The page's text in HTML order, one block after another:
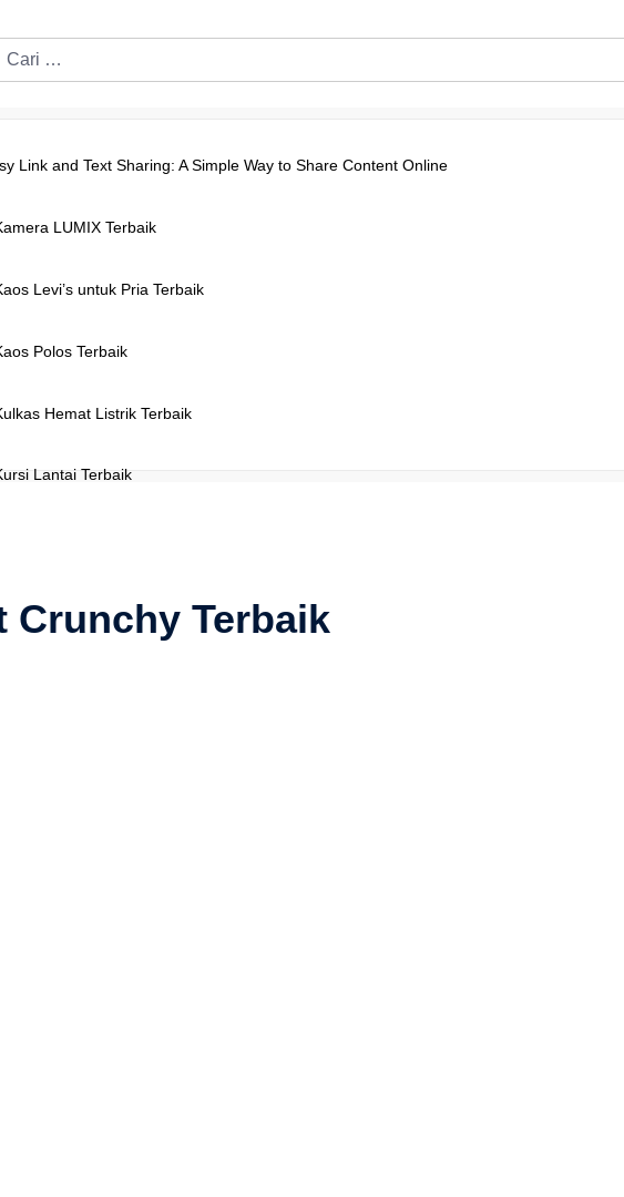
Link and Text Sharing: A Simple Way to Share Content Online
LUMIX Terbaik
Levi’s untuk Pria Terbaik
Polos Terbaik
Hemat Listrik Terbaik
Lantai Terbaik
Crunchy Terbaik